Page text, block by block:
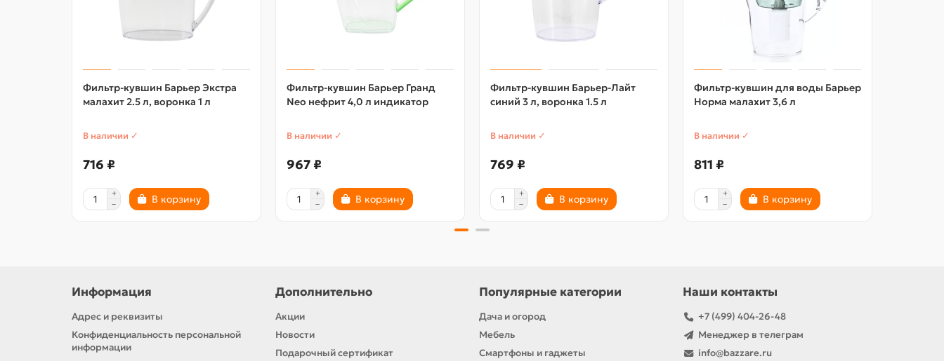
Фильтр-кувшин Барьер Экстра
малахит 2.5 л, воронка 1 л
В наличии ✓
716 ₽
В корзину
Фильтр-кувшин Барьер Гранд
Neo нефрит 4,0 л индикатор
В наличии ✓
967 ₽
В корзину
Фильтр-кувшин Барьер-Лайт
синий 3 л, воронка 1.5 л
В наличии ✓
769 ₽
В корзину
Фильтр-кувшин для воды Барьер
Норма малахит 3,6 л
В наличии ✓
811 ₽
В корзину
Информация
Адрес и реквизиты
Конфиденциальность персональной
информации
Дополнительно
Акции
Новости
Подарочный сертификат
Популярные категории
Дача и огород
Мебель
Смартфоны и гаджеты
Наши контакты
+7 (499) 404-26-48
Менеджер в телеграм
info@bazzare.ru